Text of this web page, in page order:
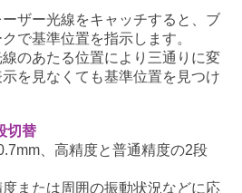
ザー光線をキャッチすると、ブ
で基準位置を指示します。
のあたる位置により三通りに変
を見なくても基準位置を見つけ
切替
、高精度と普通精度の2段
または周囲の振動状況などに応